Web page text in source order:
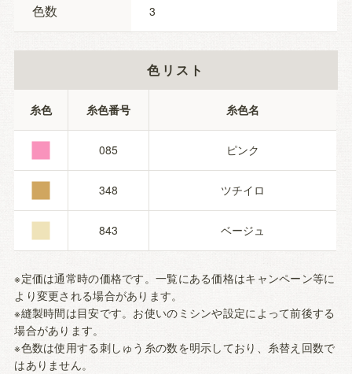
色数 3
色リスト
糸色 糸色番号 糸色名
■ 085 ピンク
■ 348 ツチイロ
■ 843 ベージュ
※定価は通常時の価格です。一覧にある価格はキャンペーン等に
より変更される場合があります。
※縫製時間は目安です。お使いのミシンや設定によって前後する
場合があります。
※色数は使用する刺しゅう糸の数を明示しており、糸替え回数で
はありません。